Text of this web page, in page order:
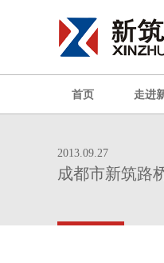
首页 走进
2013.09.27
成都市新筑路